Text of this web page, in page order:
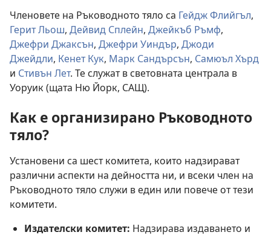
Членовете на Ръководното тяло са Гейдж Флийгъл,
Герит Льош, Дейвид Сплейн, Джейкъб Ръмф,
Джефри Джаксън, Джефри Уиндър, Джоди
Джейдли, Кенет Кук, Марк Сандърсън, Самюъл Хърд
и Стивън Лет. Те служат в световната централа в
Уоруик (щата Ню Йорк, САЩ).
Как е организирано Ръководното
тяло?
Установени са шест комитета, които надзирават
различни аспекти на дейността ни, и всеки член на
Ръководното тяло служи в един или повече от тези
комитети.
Издателски комитет: Надзирава издаването и